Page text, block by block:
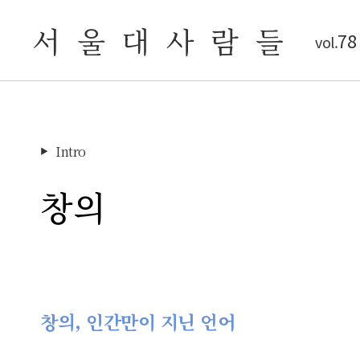
서 울 대 사 람 들 vol.78
▶ Intro
창의
창의, 인간만이 지닌 언어